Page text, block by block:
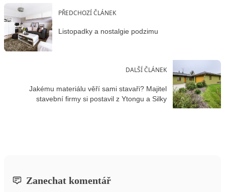
PŘEDCHOZÍ ČLÁNEK
Listopadky a nostalgie podzimu
DALŠÍ ČLÁNEK
Jakému materiálu věří sami stavaři? Majitel
stavební firmy si postavil z Ytongu a Silky
Zanechat komentář